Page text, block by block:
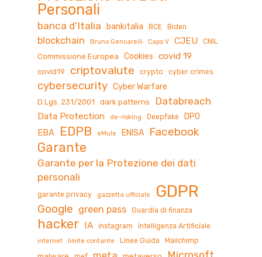
Personali
banca d'Italia bankitalia BCE Biden
blockchain Bruno Gencarelli Capo V CJEU CNIL
Commissione Europea Cookies covid 19
covid19 criptovalute crypto cyber crimes
cybersecurity Cyber Warfare
D.Lgs. 231/2001 dark patterns Databreach
Data Protection de-risking Deepfake DPO
EBA EDPB eMule ENISA Facebook
Garante
Garante per la Protezione dei dati
personali
garante privacy gazzetta ufficiale GDPR
Google green pass Guardia di finanza
hacker IA instagram Intelligenza Artificiale
internet limite contante Linee Guida Mailchimp